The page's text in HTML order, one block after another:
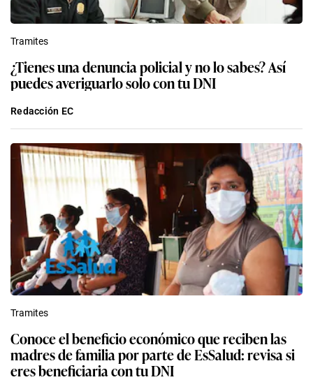
Tramites
¿Tienes una denuncia policial y no lo sabes? Así
puedes averiguarlo solo con tu DNI
Redacción EC
Tramites
Conoce el beneficio económico que reciben las
madres de familia por parte de EsSalud: revisa si
eres beneficiaria con tu DNI